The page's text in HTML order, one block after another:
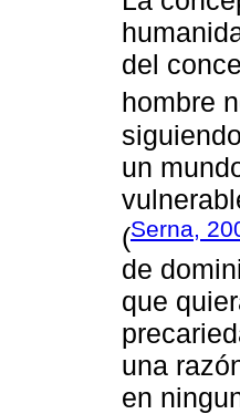
del
hombre
un
(Serna,
de
que
una
en